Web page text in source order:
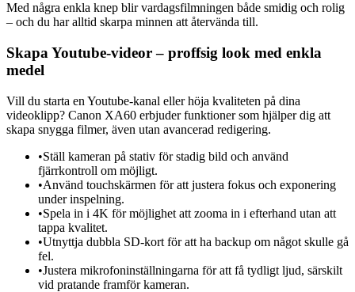
Med några enkla knep blir vardagsfilmningen både smidig och rolig
– och du har alltid skarpa minnen att återvända till.
Skapa Youtube-videor – proffsig look med enkla
medel
Vill du starta en Youtube-kanal eller höja kvaliteten på dina
videoklipp? Canon XA60 erbjuder funktioner som hjälper dig att
skapa snygga filmer, även utan avancerad redigering.
•Ställ kameran på stativ för stadig bild och använd
fjärrkontroll om möjligt.
•Använd touchskärmen för att justera fokus och exponering
under inspelning.
•Spela in i 4K för möjlighet att zooma in i efterhand utan att
tappa kvalitet.
•Utnyttja dubbla SD-kort för att ha backup om något skulle gå
fel.
•Justera mikrofoninställningarna för att få tydligt ljud, särskilt
vid pratande framför kameran.